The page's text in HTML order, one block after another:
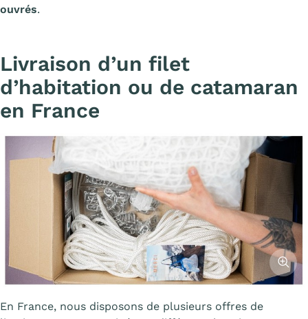
ouvrés.
Livraison d’un filet
d’habitation ou de catamaran
en France
En France, nous disposons de plusieurs offres de